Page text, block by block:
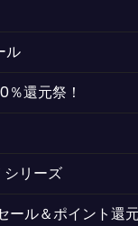
ル
還元祭！
シリーズ
ール＆ポイント還元